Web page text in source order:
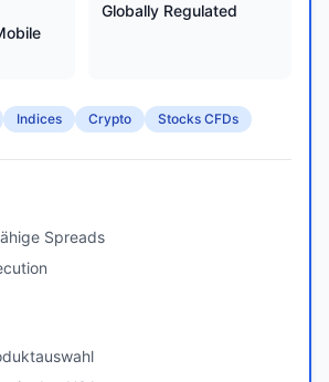
Globally Regulated
Indices Crypto Stocks CFDs
Spreads